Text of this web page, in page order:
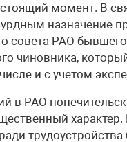
момент. В
назначение
совета РАО бывшего
чиновника,
и с учетом
в РАО